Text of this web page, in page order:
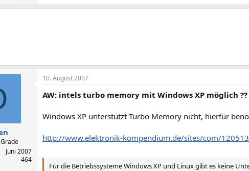
Juni 2007
464
10. August 2007
AW: intels turbo memory mit Windows XP möglich ??
Windows XP unterstützt Turbo Memory nicht, hierfür
http://www.elektronik-kompendium.de/sites/com/
Für die Betriebssysteme Windows XP und Linux gibt es keine